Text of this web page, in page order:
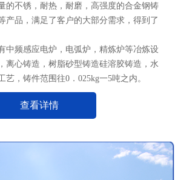
的不锈，耐热，耐磨，高强度的合金钢铸
产品，满足了客户的大部分需求，得到了
中频感应电炉，电弧炉，精炼炉等冶炼设
离心铸造，树脂砂型铸造硅溶胶铸造，水
，铸件范围往0．025kg一5吨之内。
查看详情